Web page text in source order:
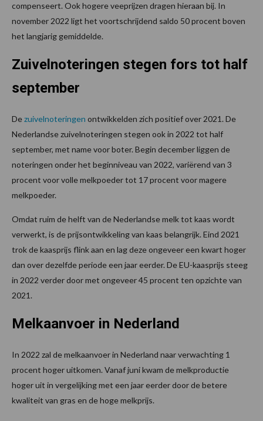
compenseert. Ook hogere veeprijzen dragen hieraan bij. In
november 2022 ligt het voortschrijdend saldo 50 procent boven
het langjarig gemiddelde.
Zuivelnoteringen stegen fors tot half
september
Dezuivelnoteringen ontwikkelden zich positief over 2021. De
Nederlandse zuivelnoteringen stegen ook in 2022 tot half
september, met name voor boter. Begin december liggen de
noteringen onder het beginniveau van 2022, variërend van 3
procent voor volle melkpoeder tot 17 procent voor magere
melkpoeder.
Omdat ruim de helft van de Nederlandse melk tot kaas wordt
verwerkt, is de prijsontwikkeling van kaas belangrijk. Eind 2021
trok de kaasprijs flink aan en lag deze ongeveer een kwart hoger
dan over dezelfde periode een jaar eerder. De EU-kaasprijs steeg
in 2022 verder door met ongeveer 45 procent ten opzichte van
2021.
Melkaanvoer in Nederland
In 2022 zal de melkaanvoer in Nederland naar verwachting 1
procent hoger uitkomen. Vanaf juni kwam de melkproductie
hoger uit in vergelijking met een jaar eerder door de betere
kwaliteit van gras en de hoge melkprijs.